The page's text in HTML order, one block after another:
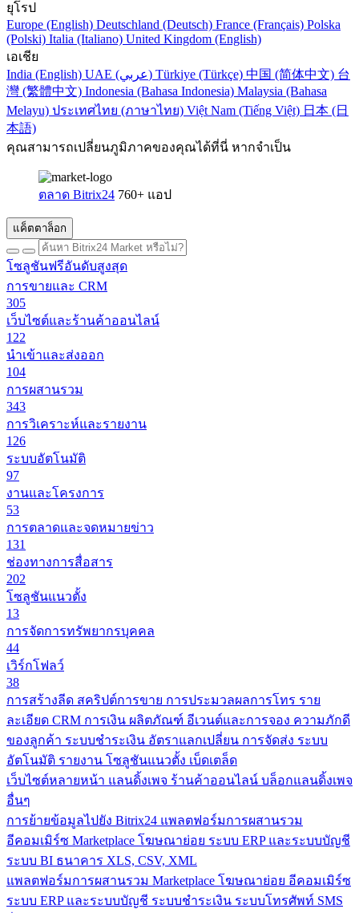
ยุโรป
Europe (English) Deutschland (Deutsch) France (Français) Polska
(Polski) Italia (Italiano) United Kingdom (English)
เอเชีย
India (English)
UAE (عربي) Türkiye (Türkçe) 中国 (简体中文) 台
灣 (繁體中文) Indonesia (Bahasa Indonesia) Malaysia (Bahasa
Melayu) ประเทศไทย (ภาษาไทย) Việt Nam (Tiếng Việt) 日本 (日
本語)
คุณสามารถเปลี่ยนภูมิภาคของคุณได้ที่นี่ หากจำเป็น
ตลาด Bitrix24 760+ แอป
แค็ตตาล็อก
โซลูชันฟรีอันดับสูงสุด
การขายและ CRM
305
เว็บไซต์และร้านค้าออนไลน์
122
นำเข้าและส่งออก
104
การผสานรวม
343
การวิเคราะห์และรายงาน
126
ระบบอัตโนมัติ
97
งานและโครงการ
53
การตลาดและจดหมายข่าว
131
ช่องทางการสื่อสาร
202
โซลูชันแนวตั้ง
13
การจัดการทรัพยากรบุคคล
44
เวิร์กโฟลว์
38
การสร้างลีด สคริปต์การขาย การประมวลผลการโทร ราย
ละเอียด CRM การเงิน ผลิตภัณฑ์ อีเวนต์และการจอง ความภักดี
ของลูกค้า ระบบชำระเงิน อัตราแลกเปลี่ยน การจัดส่ง ระบบ
อัตโนมัติ รายงาน โซลูชันแนวตั้ง เบ็ดเตล็ด
เว็บไซต์หลายหน้า แลนดิ้งเพจ ร้านค้าออนไลน์ บล็อกแลนดิ้งเพจ
อื่นๆ
การย้ายข้อมูลไปยัง Bitrix24 แพลตฟอร์มการผสานรวม
อีคอมเมิร์ซ Marketplace โฆษณาย่อย ระบบ ERP และระบบบัญชี
ระบบ BI ธนาคาร XLS, CSV, XML
แพลตฟอร์มการผสานรวม Marketplace โฆษณาย่อย อีคอมเมิร์ซ
ระบบ ERP และระบบบัญชี ระบบชำระเงิน ระบบโทรศัพท์ SMS